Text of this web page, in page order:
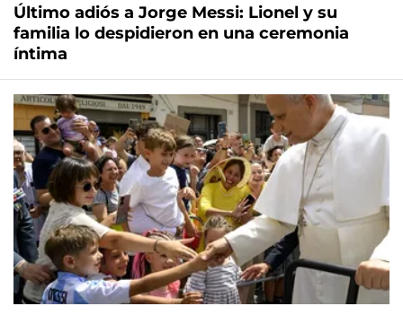
Último adiós a Jorge Messi: Lionel y su
familia lo despidieron en una ceremonia
íntima